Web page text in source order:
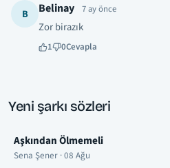
B Belinay 7 ay önce
Zor birazık
1 0Cevapla
Yeni şarkı sözleri
Aşkından Ölmemeli
Sena Şener · 08 Ağu